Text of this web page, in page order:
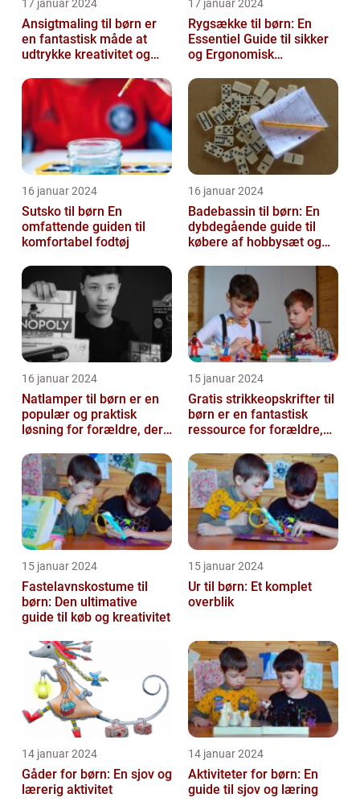
17 januar 2024
Ansigtmaling til børn er
en fantastisk måde at
udtrykke kreativitet og
17 januar 2024
Rygsække til børn: En
Essentiel Guide til sikker
og Ergonomisk
16 januar 2024
Sutsko til børn En
omfattende guiden til
komfortabel fodtøj
16 januar 2024
Badebassin til børn: En
dybdegående guide til
købere af hobbysæt og
16 januar 2024
Natlamper til børn er en
populær og praktisk
løsning for forældre, der
beroligend...
15 januar 2024
Gratis strikkeopskrifter til
børn er en fantastisk
ressource for forældre,
strikke...
15 januar 2024
Fastelavnskostume til
børn: Den ultimative
guide til køb og kreativitet
15 januar 2024
Ur til børn: Et komplet
overblik
14 januar 2024
Gåder for børn: En sjov og
lærerig aktivitet
14 januar 2024
Aktiviteter for børn: En
guide til sjov og læring